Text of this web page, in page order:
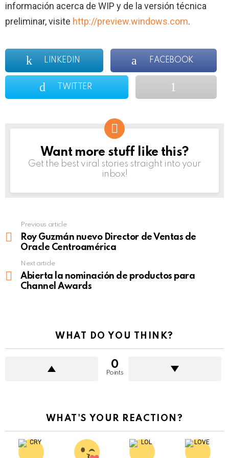
información acerca de WIP y de la versión técnica
preliminar, visite http://preview.windows.com.
LINKEDIN FACEBOOK
TWITTER
NEWSLETTER
Want more stuff like this?
Get the best viral stories straight into your
inbox!
more
Previous article
Roy Guzmán nuevo Director de Ventas de
Oracle Centroamérica
Next article
Abierta la nominación de productos para
Channel Awards
WHAT DO YOU THINK?
0
Points
WHAT'S YOUR REACTION?